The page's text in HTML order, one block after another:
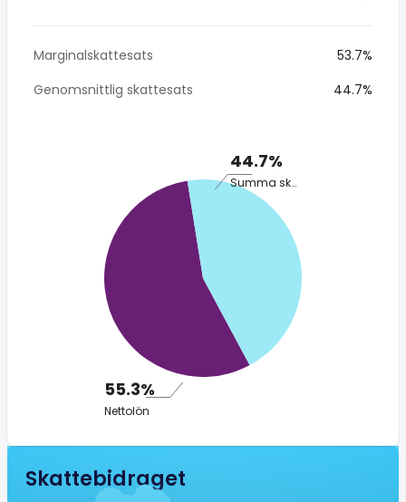
Marginalskattesats
53.7%
Genomsnittlig skattesats
44.7%
44.7%
Summa skatt
55.3%
Nettolön
Skattebidraget